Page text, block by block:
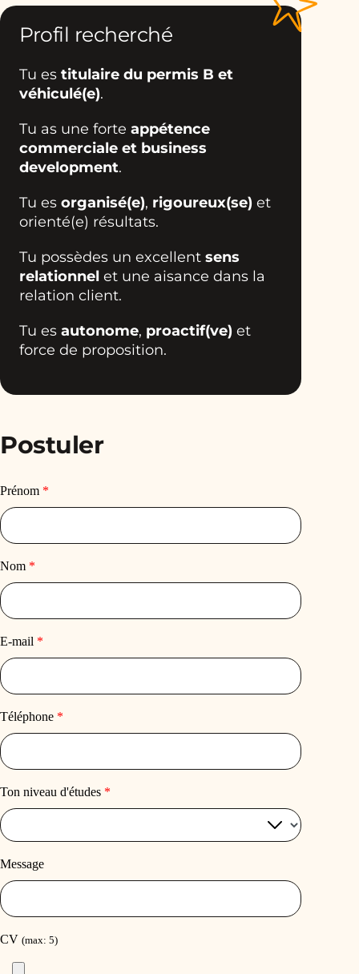
Profil recherché
Tu es titulaire du permis B et
véhiculé(e).
Tu as une forte appétence
commerciale et business
development.
Tu es organisé(e), rigoureux(se) et
orienté(e) résultats.
Tu possèdes un excellent sens
relationnel et une aisance dans la
relation client.
Tu es autonome, proactif(ve) et
force de proposition.
Postuler